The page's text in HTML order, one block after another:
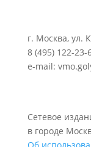
г. Москва, ул.
8 (495) 122-23-
e-mail:
Сетевое
в городе